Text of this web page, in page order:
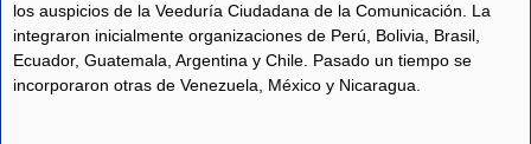
los auspicios de la Veeduría Ciudadana de la Comunicación. La
integraron inicialmente organizaciones de Perú, Bolivia, Brasil,
Ecuador, Guatemala, Argentina y Chile. Pasado un tiempo se
incorporaron otras de Venezuela, México y Nicaragua.